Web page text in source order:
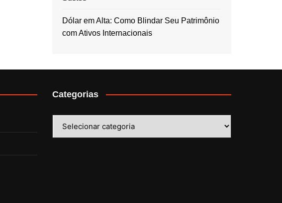
Dólar em Alta: Como Blindar Seu Patrimônio
com Ativos Internacionais
Categorias